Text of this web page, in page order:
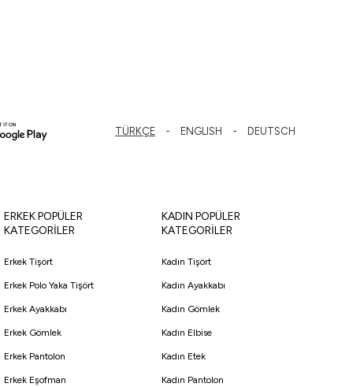
TÜRKÇE ENGLISH DEUTSCH
ERKEK POPÜLER
KATEGORİLER
Erkek Tişört
Erkek Polo Yaka Tişört
Erkek Ayakkabı
Erkek Gömlek
Erkek Pantolon
Erkek Eşofman
KADIN POPÜLER
KATEGORİLER
Kadın Tişört
Kadın Ayakkabı
Kadın Gömlek
Kadın Elbise
Kadın Etek
Kadın Pantolon